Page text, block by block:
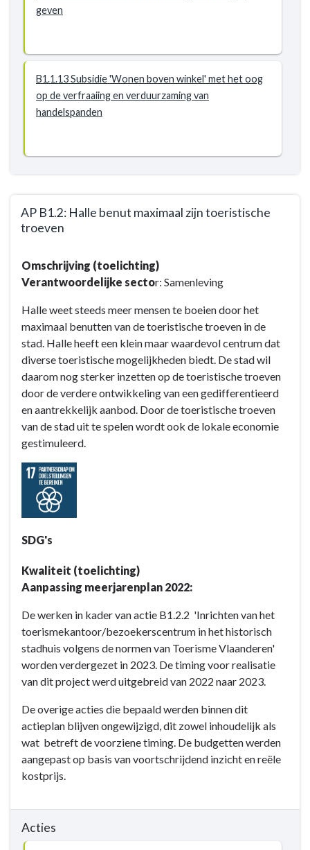
geven
B1.1.13 Subsidie 'Wonen boven winkel' met het oog
op de verfraaiing en verduurzaming van
handelspanden
AP B1.2: Halle benut maximaal zijn toeristische
troeven
naar
navigatie
hand
versterken
elkaar
Actieplannen
B1.2:
Halle
benut
maximaal
zijn
Omschrijving (toelichting)
Verantwoordelijke sector: Samenleving
Halle weet steeds meer mensen te boeien door het
maximaal benutten van de toeristische troeven in de
stad. Halle heeft een klein maar waardevol centrum dat
diverse toeristische mogelijkheden biedt. De stad wil
daarom nog sterker inzetten op de toeristische troeven
door de verdere ontwikkeling van een gedifferentieerd
en aantrekkelijk aanbod. Door de toeristische troeven
van de stad uit te spelen wordt ook de lokale economie
gestimuleerd.
SDG's
Kwaliteit (toelichting)
Aanpassing meerjarenplan 2022:
De werken in kader van actie B1.2.2 'Inrichten van het
toerismekantoor/bezoekerscentrum in het historisch
stadhuis volgens de normen van Toerisme Vlaanderen'
worden verdergezet in 2023. De timing voor realisatie
van dit project werd uitgebreid van 2022 naar 2023.
De overige acties die bepaald werden binnen dit
actieplan blijven ongewijzigd, dit zowel inhoudelijk als
wat betreft de voorziene timing. De budgetten werden
aangepast op basis van voortschrijdend inzicht en reële
kostprijs.
Acties